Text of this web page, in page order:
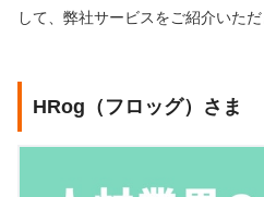
して、弊社サービスをご紹介いただ
HRog（フロッグ）さま